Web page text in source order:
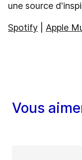
une source
Spotify Apple
Vous